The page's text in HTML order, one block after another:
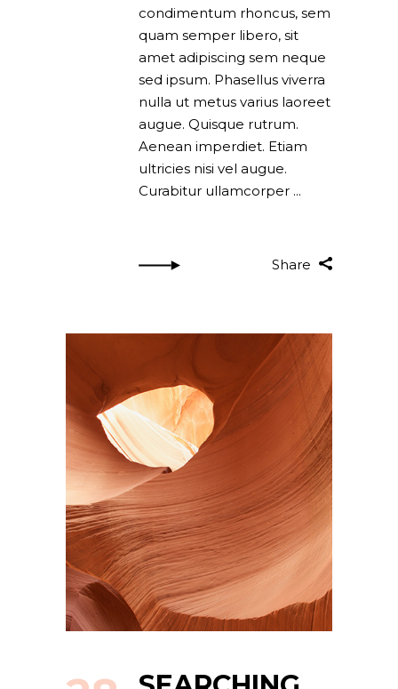
condimentum rhoncus, sem
quam semper libero, sit
amet adipiscing sem neque
sed ipsum. Phasellus viverra
nulla ut metus varius laoreet
augue. Quisque rutrum.
Aenean imperdiet. Etiam
ultricies nisi vel augue.
Curabitur ullamcorper
Share